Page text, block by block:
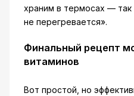
храним в термосах —
не перегревается».
Финальный рецепт
витаминов
Вот простой, но